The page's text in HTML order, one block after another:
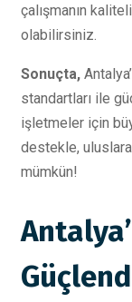
çalışmanın
olabilirsiniz.
Sonuçta,
standartları ile
işletmeler için
destekle,
mümkün!